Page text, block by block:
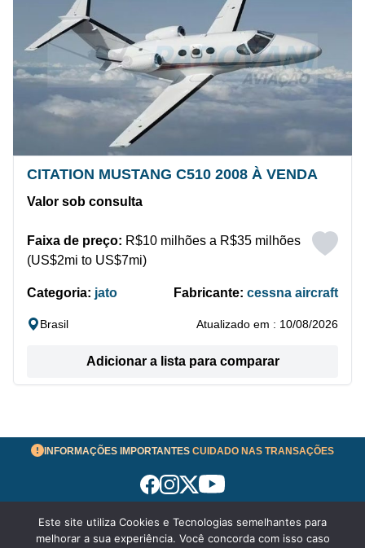
CITATION MUSTANG C510 2008 À VENDA
Valor sob consulta
Faixa de preço: R$10 milhões a R$35 milhões
(US$2mi to US$7mi)
Categoria: jato Fabricante: cessna aircraft
Brasil Atualizado em : 10/08/2026
Adicionar a lista para comparar
INFORMAÇÕES IMPORTANTES CUIDADO NAS TRANSAÇÕES
Termos de Uso
Este site utiliza Cookies e Tecnologias semelhantes para
melhorar a sua experiência. Você concorda com isso caso